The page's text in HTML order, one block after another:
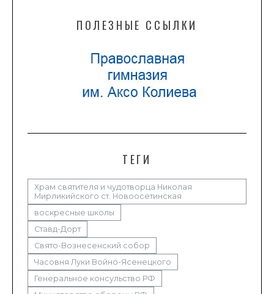
ПОЛЕЗНЫЕ ССЫЛКИ
ТЕГИ
Храм святителя и чудотворца Николая
Мирликийского ст. Новоосетинская
воскресные школы
Ставд-Дорт
Свято-Вознесенский собор
Часовня Луки Войно-Ясенецкого
Генеральное консульство РФ